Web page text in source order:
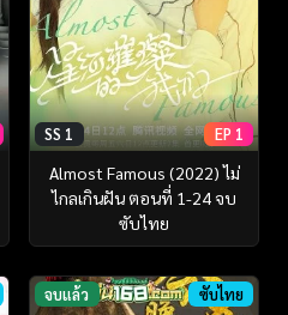
SS 1 EP 1
Almost Famous (2022) ไม่
ไกลเกินฝัน ตอนที่ 1-24 จบ
ซับไทย
จบแล้ว ซับไทย